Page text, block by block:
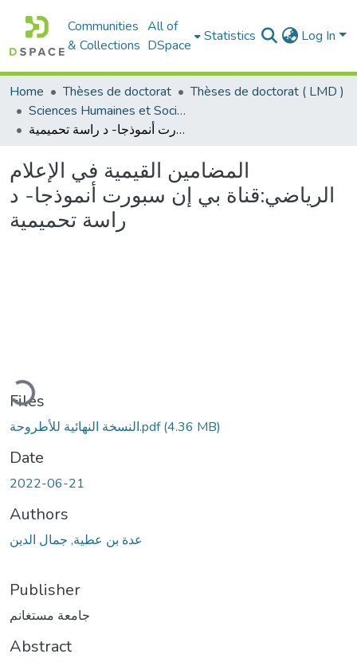
Communities
& Collections
All of
DSpace
Statistics Log In
Home Thèses de doctorat
Thèses de doctorat ( LMD )
Sciences Humaines et Sociales - العلوم الإنسانية والاجتماعية
المضامين القيمية في الإعلام الرياضي:قناة بي إن سبورت أنموذجا- د راسة تحميمية
المضامين القيمية في الإعلام
الرياضي:قناة بي إن سبورت أنموذجا- د
راسة تحميمية
Loading...
Files
النسخة النهائية للأطروحة.pdf(4.36 MB)
Date
2022-06-21
Authors
عدة بن عطية, جمال الدين
Publisher
جامعة مستغانم
Abstract